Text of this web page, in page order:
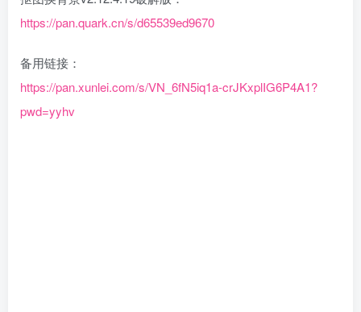
https://pan.quark.cn/s/d65539ed9670
备用链接：
https://pan.xunlei.com/s/VN_6fN5iq1a-crJKxplIG6P4A1?
pwd=yyhv